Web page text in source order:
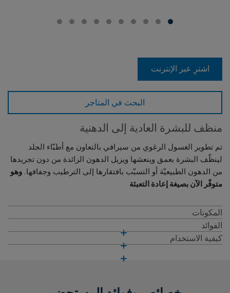
منظف للبشرة العادية إلى الدهنية
تم تطوير الغسول الرغوي من سيرافي بالتعاون مع أطبّاء الجلد
لينظّف البشرة بعمق وينعشها ويزيل الدهون الزائدة من دون تجريدها
من الدهون الطبيعيّة أو التسبّب بافتقارها إلى الترطيب وجفافها. وهو
متوفّر الآن بصيغة إعادة التعبئة
اشترِ عبر الإنترنت
البحث في المتاجر
المكونات
الفوائد
كيفية الاستخدام